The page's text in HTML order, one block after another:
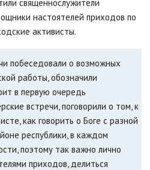
священнослужители
настоятелей приходов по
активисты.
побеседовали о возможных
работы, обозначили
в первую очередь
встречи, поговорили о том, к
как говорить о Боге с разной
республики, в каждом
поэтому так важно лично
приходов, делиться